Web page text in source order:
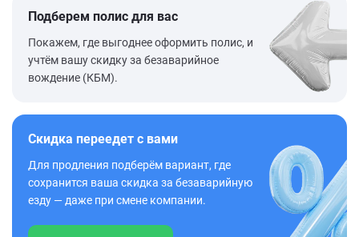
Подберем полис для вас
Покажем, где выгоднее оформить полис, и
учтём вашу скидку за безаварийное
вождение (КБМ).
Скидка переедет с вами
Для продления подберём вариант, где
сохранится ваша скидка за безаварийную
езду — даже при смене компании.